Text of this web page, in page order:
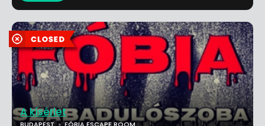
A kísérlet